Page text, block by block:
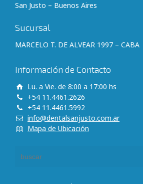
San Justo – Buenos Aires
Sucursal
MARCELO T. DE ALVEAR 1997 – CABA
Información de Contacto
Lu. a Vie. de 8:00 a 17:00 hs
+54 11.4461.2626
+54 11.4461.5992
info@dentalsanjusto.com.ar
Mapa de Ubicación